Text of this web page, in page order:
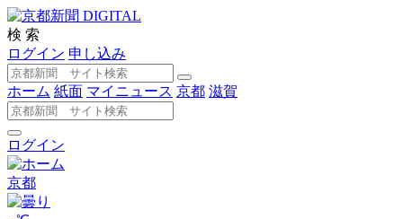
検 索
ログイン 申し込み
ホーム 紙面 マイニュース 京都 滋賀
ログイン
京都